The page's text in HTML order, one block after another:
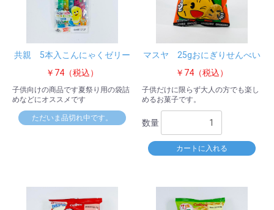
共親 5本入こんにゃくゼリー
￥74（税込）
子供向けの商品です夏祭り用の袋詰
めなどにオススメです
ただいま品切れ中です。
マスヤ 25gおにぎりせんべい
￥74（税込）
子供だけに限らず大人の方でも楽し
めるお菓子です。
数量
カートに入れる